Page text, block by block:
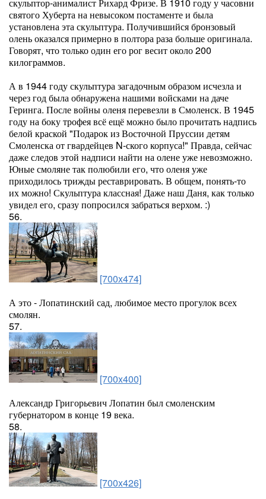
святого Хуберта на невысоком постаменте и была
установлена эта скульптура. Получившийся бронзовый
олень оказался примерно в полтора раза больше оригинала.
Говорят, что только один его рог весит около 200
килограммов.
А в 1944 году скульптура загадочным образом исчезла и
через год была обнаружена нашими войсками на даче
Геринга. После войны оленя перевезли в Смоленск. В 1945
году на боку трофея всё ещё можно было прочитать надпись
белой краской "Подарок из Восточной Пруссии детям
Смоленска от гвардейцев N-ского корпуса!" Правда, сейчас
даже следов этой надписи найти на олене уже невозможно.
Юные смоляне так полюбили его, что оленя уже
приходилось трижды реставрировать. В общем, понять-то
их можно! Скульптура классная! Даже наш Даня, как только
увидел его, сразу попросился забраться верхом. :)
56.
[700x474]
А это - Лопатинский сад, любимое место прогулок всех
смолян.
57.
[700x400]
Александр Григорьевич Лопатин был смоленским
губернатором в конце 19 века.
58.
[700x426]